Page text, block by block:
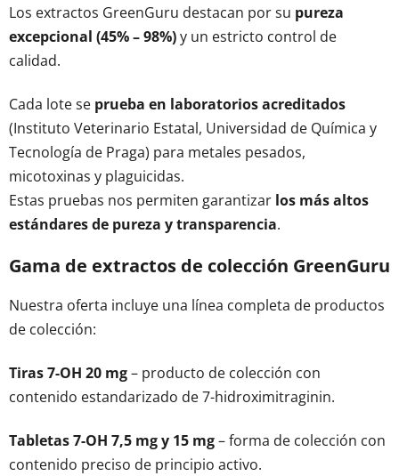
t
a
Los extractos GreenGuru destacan por su pureza
excepcional (45% – 98%)y un estricto control de
calidad.
Cada lote se prueba en laboratorios acreditados
(Instituto Veterinario Estatal, Universidad de Química y
Tecnología de Praga) para metales pesados,
micotoxinas y plaguicidas.
Estas pruebas nos permiten garantizar los más altos
estándares de pureza y transparencia.
Gama de extractos de colección GreenGuru
Nuestra oferta incluye una línea completa de productos
de colección:
Tiras 7-OH 20 mg– producto de colección con
contenido estandarizado de 7-hidroximitraginin.
Tabletas 7-OH 7,5 mg y 15 mg– forma de colección con
contenido preciso de principio activo.